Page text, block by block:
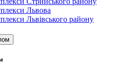
Львова
Львівського району